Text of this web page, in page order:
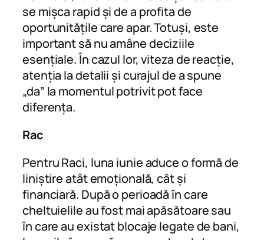
se mișca rapid și de a profita de
oportunitățile care apar. Totuși, este
important să nu amâne deciziile
esențiale. În cazul lor, viteza de reacție,
atenția la detalii și curajul de a spune
„da” la momentul potrivit pot face
diferența.
Rac
Pentru Raci, luna iunie aduce o formă de
liniștire atât emoțională, cât și
financiară. După o perioadă în care
cheltuielile au fost mai apăsătoare sau
în care au existat blocaje legate de bani,